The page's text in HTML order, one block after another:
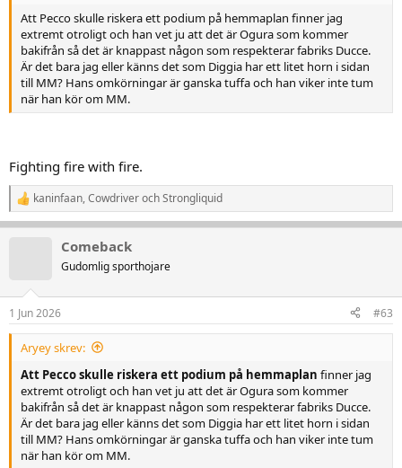
Att Pecco skulle riskera ett podium på hemmaplan finner jag
extremt otroligt och han vet ju att det är Ogura som kommer
bakifrån så det är knappast någon som respekterar fabriks Ducce.
Är det bara jag eller känns det som Diggia har ett litet horn i sidan
till MM? Hans omkörningar är ganska tuffa och han viker inte tum
när han kör om MM.
Fighting fire with fire.
R
e
e
r
kaninfaan,CowdriverochStrongliquid
Comeback
Gudomlig sporthojare
1 Jun 2026 #63
Aryey skrev:
Att Pecco skulle riskera ett podium på hemmaplan finner jag
extremt otroligt och han vet ju att det är Ogura som kommer
bakifrån så det är knappast någon som respekterar fabriks Ducce.
Är det bara jag eller känns det som Diggia har ett litet horn i sidan
till MM? Hans omkörningar är ganska tuffa och han viker inte tum
när han kör om MM.